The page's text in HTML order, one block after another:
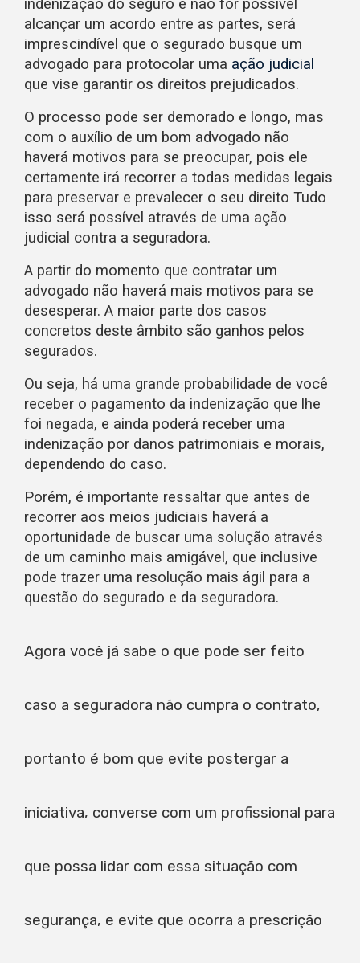
indenização do seguro e não for possível
alcançar um acordo entre as partes, será
imprescindível que o segurado busque um
advogado para protocolar uma ação judicial
que vise garantir os direitos prejudicados.
O processo pode ser demorado e longo, mas
com o auxílio de um bom advogado não
haverá motivos para se preocupar, pois ele
certamente irá recorrer a todas medidas legais
para preservar e prevalecer o seu direito Tudo
isso será possível através de uma ação
judicial contra a seguradora.
A partir do momento que contratar um
advogado não haverá mais motivos para se
desesperar. A maior parte dos casos
concretos deste âmbito são ganhos pelos
segurados.
Ou seja, há uma grande probabilidade de você
receber o pagamento da indenização que lhe
foi negada, e ainda poderá receber uma
indenização por danos patrimoniais e morais,
dependendo do caso.
Porém, é importante ressaltar que antes de
recorrer aos meios judiciais haverá a
oportunidade de buscar uma solução através
de um caminho mais amigável, que inclusive
pode trazer uma resolução mais ágil para a
questão do segurado e da seguradora.
Agora você já sabe o que pode ser feito
caso a seguradora não cumpra o contrato,
portanto é bom que evite postergar a
iniciativa, converse com um profissional para
que possa lidar com essa situação com
segurança, e evite que ocorra a prescrição